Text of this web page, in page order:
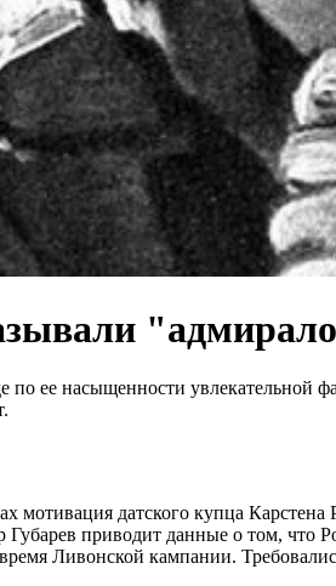
ее насыщенности увлекательной
датского купца
приводит данные о том, что
Ливонской кампании.